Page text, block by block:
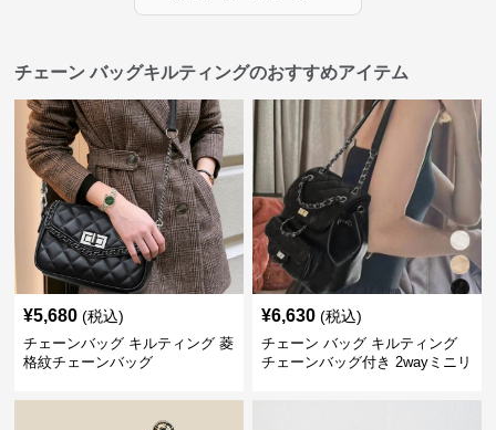
チェーン バッグキルティングのおすすめアイテム
¥5,680 (税込)
チェーンバッグ キルティング 菱
格紋チェーンバッグ
¥6,630 (税込)
チェーン バッグ キルティング
チェーンバッグ付き 2wayミニリ